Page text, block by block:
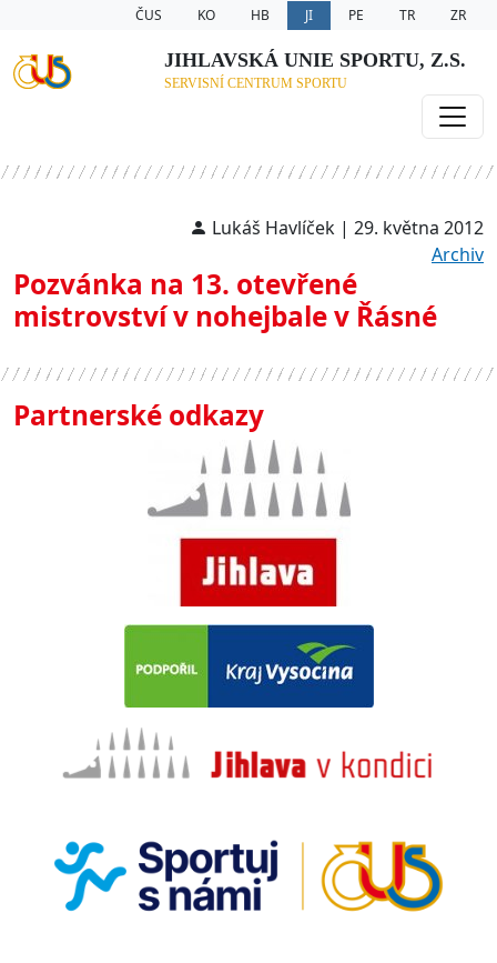
ČUS KO HB JI PE TR ZR
JIHLAVSKÁ UNIE SPORTU, Z.S.
SERVISNÍ CENTRUM SPORTU
Lukáš Havlíček | 29. května 2012
Archiv
Pozvánka na 13. otevřené
mistrovství v nohejbale v Řásné
Partnerské odkazy